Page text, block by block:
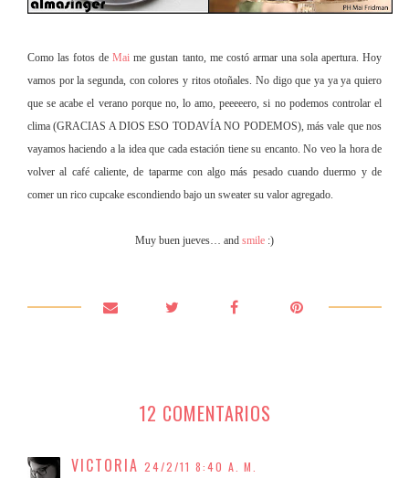
Como las fotos deMai me gustan tanto, me costó armar una sola apertura. Hoy
vamos por la segunda, con colores y ritos otoñales. No digo que ya ya ya quiero
que se acabe el verano porque no, lo amo, peeeeero, si no podemos controlar el
clima (GRACIAS A DIOS ESO TODAVÍA NO PODEMOS), más vale que nos
vayamos haciendo a la idea que cada estación tiene su encanto. No veo la hora de
volver al café caliente, de taparme con algo más pesado cuando duermo y de
comer un rico cupcake escondiendo bajo un sweater su valor agregado.
Muy buen jueves… and smile :)
12 COMENTARIOS
VICTORIA 24/2/11 8:40 A. M.